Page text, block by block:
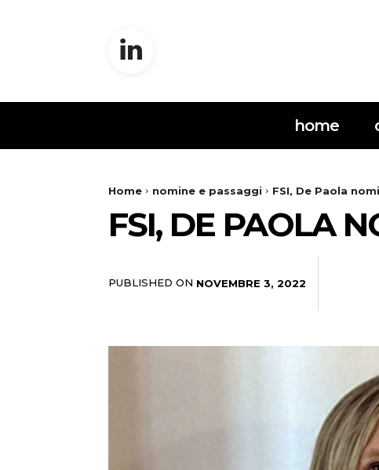
home
Home nomine e passaggi FSI, De Paola
FSI, DE PAOLA
PUBLISHED ON NOVEMBRE 3, 2022